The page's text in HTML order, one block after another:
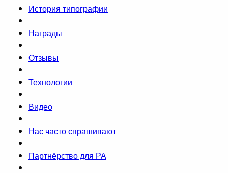
История типографии
Награды
Отзывы
Технологии
Видео
Нас часто спрашивают
Партнёрство для РА